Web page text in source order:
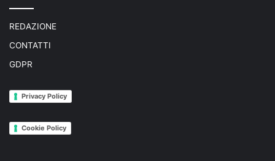
REDAZIONE
CONTATTI
GDPR
Privacy Policy
Cookie Policy